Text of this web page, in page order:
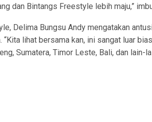
dan Bintangs Freestyle lebih maju,”
Delima Bungsu Andy mengatakan
lihat bersama kan, ini sangat luar
Sumatera, Timor Leste, Bali, dan lain-